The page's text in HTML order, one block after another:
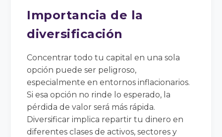
Importancia de la
diversificación
Concentrar todo tu capital en una sola
opción puede ser peligroso,
especialmente en entornos inflacionarios.
Si esa opción no rinde lo esperado, la
pérdida de valor será más rápida.
Diversificar implica repartir tu dinero en
diferentes clases de activos, sectores y